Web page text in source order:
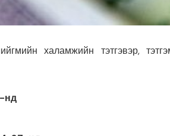
халамжийн тэтгэвэр,
нд